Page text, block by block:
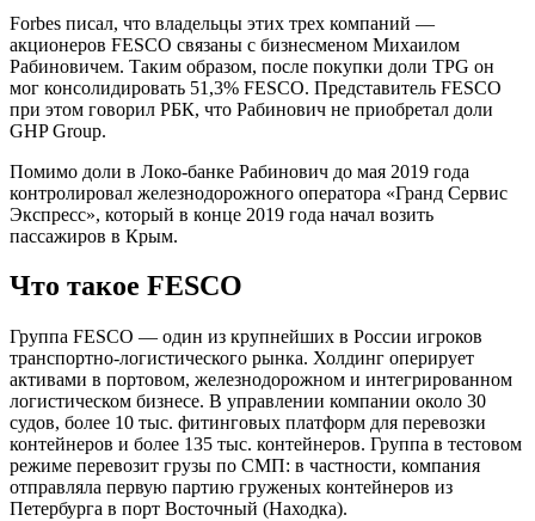
Forbes писал, что владельцы этих трех компаний —
акционеров FESCO связаны с бизнесменом Михаилом
Рабиновичем. Таким образом, после покупки доли TPG он
мог консолидировать 51,3% FESCO. Представитель FESCO
при этом говорил РБК, что Рабинович не приобретал доли
GHP Group.
Помимо доли в Локо-банке Рабинович до мая 2019 года
контролировал железнодорожного оператора «Гранд Сервис
Экспресс», который в конце 2019 года начал возить
пассажиров в Крым.
Что такое FESCO
Группа FESCO — один из крупнейших в России игроков
транспортно-логистического рынка. Холдинг оперирует
активами в портовом, железнодорожном и интегрированном
логистическом бизнесе. В управлении компании около 30
судов, более 10 тыс. фитинговых платформ для перевозки
контейнеров и более 135 тыс. контейнеров. Группа в тестовом
режиме перевозит грузы по СМП: в частности, компания
отправляла первую партию груженых контейнеров из
Петербурга в порт Восточный (Находка).